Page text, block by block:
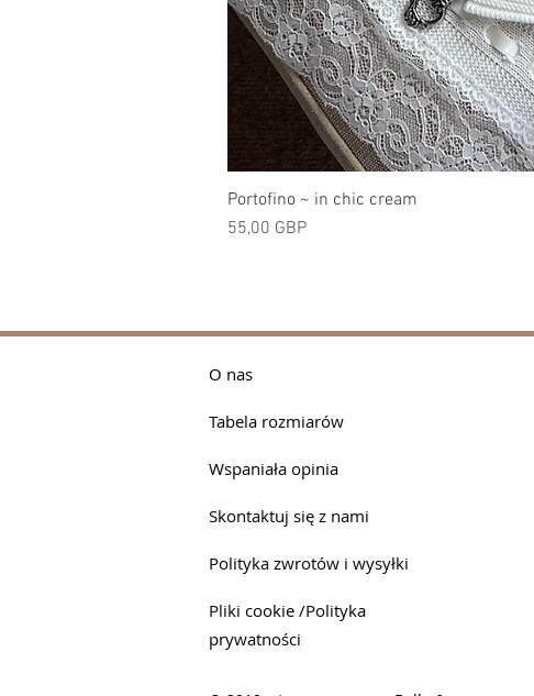
Portofino ~ in chic cream
Cena
55,00 GBP
O nas
Tabela rozmiarów
Wspaniała opinia
Skontaktuj się z nami
Polityka zwrotów i wysyłki
Pliki cookie /Polityka
prywatności